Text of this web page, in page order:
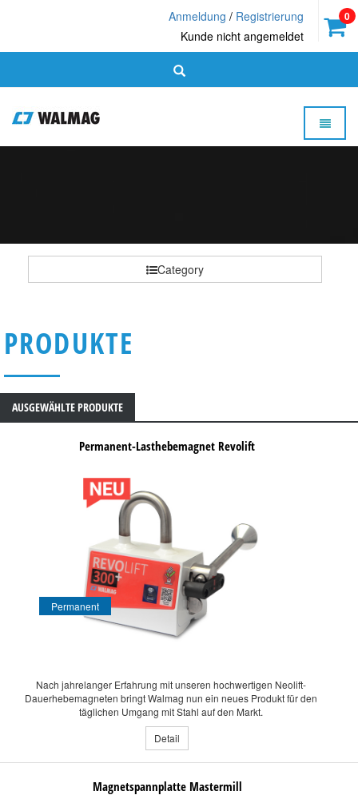
0
Anmeldung / Registrierung
Kunde nicht angemeldet
Walmag
Toggle
Category
PRODUKTE
AUSGEWÄHLTE PRODUKTE
Permanent-Lasthebemagnet Revolift
Permanent
Nach jahrelanger Erfahrung mit unseren hochwertigen Neolift-
Dauerhebemagneten bringt Walmag nun ein neues Produkt für den
täglichen Umgang mit Stahl auf den Markt.
Detail
Magnetspannplatte Mastermill